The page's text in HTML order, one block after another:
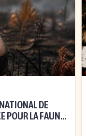
DE
POUR LA FAUNE